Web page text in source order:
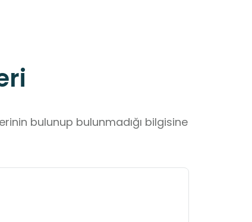
bulunup bulunmadığı bilgisine